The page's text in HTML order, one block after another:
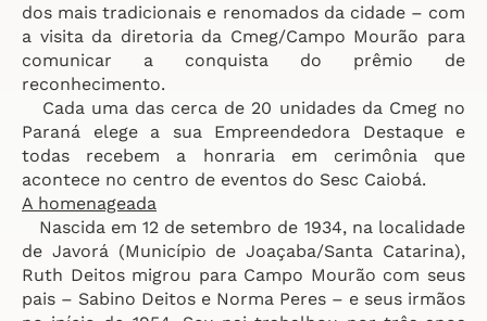
dos mais tradicionais e renomados da cidade – com
a visita da diretoria da Cmeg/Campo Mourão para
comunicar a conquista do prêmio de
reconhecimento.
Cada uma das cerca de 20 unidades da Cmeg no
Paraná elege a sua Empreendedora Destaque e
todas recebem a honraria em cerimônia que
acontece no centro de eventos do Sesc Caiobá.
A homenageada
Nascida em 12 de setembro de 1934, na localidade
de Javorá (Município de Joaçaba/Santa Catarina),
Ruth Deitos migrou para Campo Mourão com seus
pais – Sabino Deitos e Norma Peres – e seus irmãos